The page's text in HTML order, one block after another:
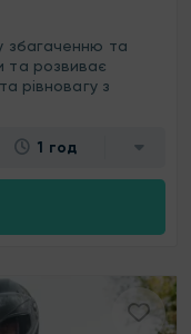
збагаченню та
та розвиває
рівновагу з
1 год